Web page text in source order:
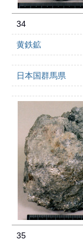
34
黄鉄鉱
日本国群馬県
35